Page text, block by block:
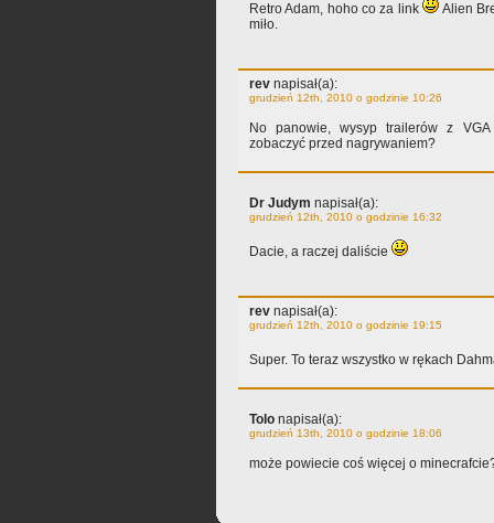
Retro Adam, hoho co za link
Alien
miło.
rev napisał(a):
grudzień 12th, 2010 o godzinie 10:26
No panowie, wysyp trailerów z
zobaczyć przed nagrywaniem?
Dr Judym napisał(a):
grudzień 12th, 2010 o godzinie 16:32
Dacie, a raczej daliście
rev napisał(a):
grudzień 12th, 2010 o godzinie 19:15
Super. To teraz wszystko w rękach
Tolo napisał(a):
grudzień 13th, 2010 o godzinie 18:06
może powiecie coś więcej o